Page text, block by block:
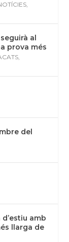
,
al
prova més
,
del
amb
llarga de